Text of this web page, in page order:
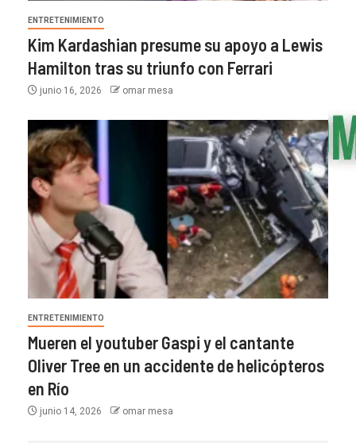
ENTRETENIMIENTO
Kim Kardashian presume su apoyo a Lewis
Hamilton tras su triunfo con Ferrari
junio 16, 2026 omar mesa
ENTRETENIMIENTO
Mueren el youtuber Gaspi y el cantante
Oliver Tree en un accidente de helicópteros
en Río
junio 14, 2026 omar mesa